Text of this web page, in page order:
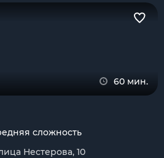
60 мин.
сложность
Нестерова, 10